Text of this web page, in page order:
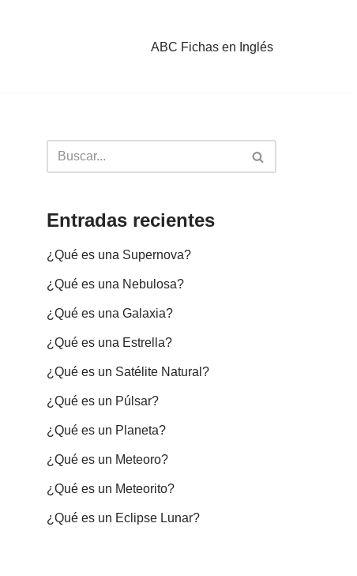
ABC Fichas en Inglés
Entradas recientes
¿Qué es una Supernova?
¿Qué es una Nebulosa?
¿Qué es una Galaxia?
¿Qué es una Estrella?
¿Qué es un Satélite Natural?
¿Qué es un Púlsar?
¿Qué es un Planeta?
¿Qué es un Meteoro?
¿Qué es un Meteorito?
¿Qué es un Eclipse Lunar?